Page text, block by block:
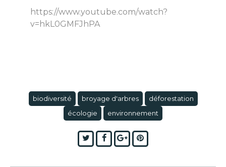
https://www.youtube.com/watch?
v=hkL0GMFJhPA
biodiversité broyage d'arbres
déforestation
écologie
environnement
TwitterFacebook
Google+Pinterest